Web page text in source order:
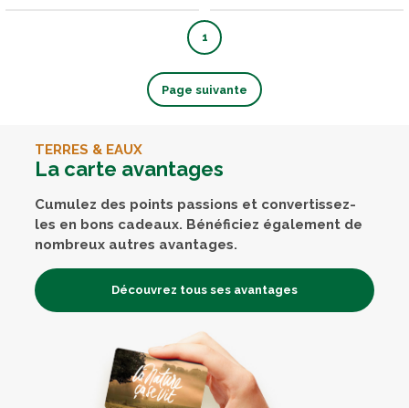
1
Page suivante
TERRES & EAUX
La carte avantages
Cumulez des points passions et convertissez-
les en bons cadeaux. Bénéficiez également de
nombreux autres avantages.
Découvrez tous ses avantages